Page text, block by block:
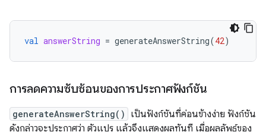
val answerString = generateAnswerString(42)
การลดความซับซ้อนของการประกาศฟังก์ชัน
generateAnswerString()
เป็นฟังก์ชันที่ค่อนข้างง่าย ฟังก์ชัน
ดังกล่าวจะประกาศว่า ตัวแปร แล้วจึงแสดงผลทันที เมื่อผลลัพธ์ของ